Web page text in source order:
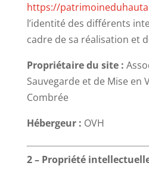
https://
l’identité des différents
cadre de sa réalisation et
Propriétaire du site :
Sauvegarde et de Mise en
Combrée
Hébergeur : OVH
2 – Propriété